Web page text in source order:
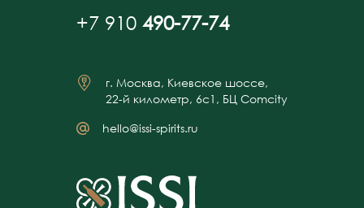
+7 910 490-77-74
г. Москва, Киевское шоссе,
22-й километр, 6с1, БЦ Comcity
hello@issi-spirits.ru